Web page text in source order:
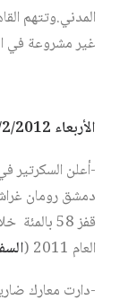
المدني.وتتهم
غير مشروعة في
الأربعاء 22/2/2012
-أعلن السكرتير
دمشق رومان
العام 2011 (
-دارت معارك